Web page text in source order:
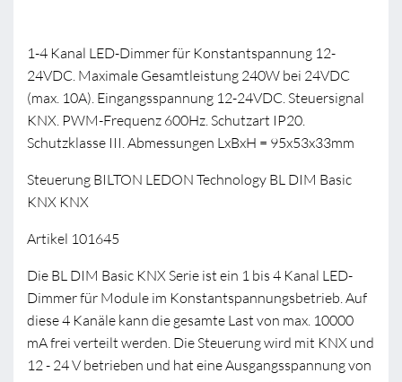
1-4 Kanal LED-Dimmer für Konstantspannung 12-
24VDC. Maximale Gesamtleistung 240W bei 24VDC
(max. 10A). Eingangsspannung 12-24VDC. Steuersignal
KNX. PWM-Frequenz 600Hz. Schutzart IP20.
Schutzklasse III. Abmessungen LxBxH = 95x53x33mm
Steuerung BILTON LEDON Technology BL DIM Basic
KNX KNX
Artikel 101645
Die BL DIM Basic KNX Serie ist ein 1 bis 4 Kanal LED-
Dimmer für Module im Konstantspannungsbetrieb. Auf
diese 4 Kanäle kann die gesamte Last von max. 10000
mA frei verteilt werden. Die Steuerung wird mit KNX und
12 - 24 V betrieben und hat eine Ausgangsspannung von